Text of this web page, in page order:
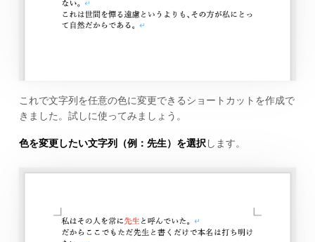
これで文字列を任意の色に変更できるショートカットを作成で
きました。試しに使ってみましょう。
色を変更したい文字列（例：先生）を選択 します。